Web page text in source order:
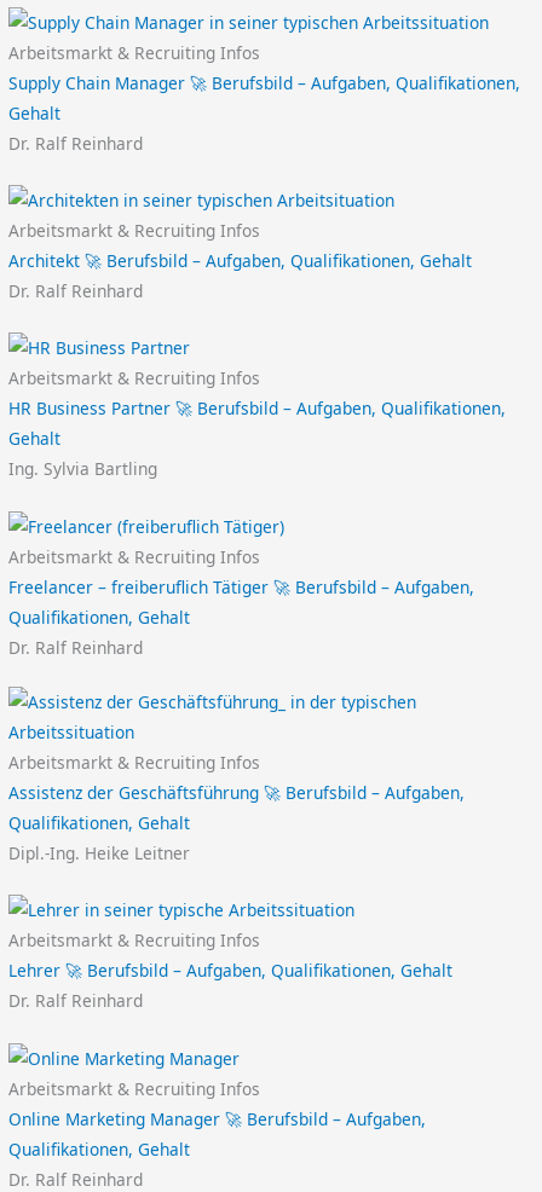
Arbeitsmarkt & Recruiting Infos
Supply Chain Manager 🚀 Berufsbild – Aufgaben, Qualifikationen,
Gehalt
Dr. Ralf Reinhard
Arbeitsmarkt & Recruiting Infos
Architekt 🚀 Berufsbild – Aufgaben, Qualifikationen, Gehalt
Dr. Ralf Reinhard
Arbeitsmarkt & Recruiting Infos
HR Business Partner 🚀 Berufsbild – Aufgaben, Qualifikationen,
Gehalt
Ing. Sylvia Bartling
Arbeitsmarkt & Recruiting Infos
Freelancer – freiberuflich Tätiger 🚀 Berufsbild – Aufgaben,
Qualifikationen, Gehalt
Dr. Ralf Reinhard
Arbeitsmarkt & Recruiting Infos
Assistenz der Geschäftsführung 🚀 Berufsbild – Aufgaben,
Qualifikationen, Gehalt
Dipl.-Ing. Heike Leitner
Arbeitsmarkt & Recruiting Infos
Lehrer 🚀 Berufsbild – Aufgaben, Qualifikationen, Gehalt
Dr. Ralf Reinhard
Arbeitsmarkt & Recruiting Infos
Online Marketing Manager 🚀 Berufsbild – Aufgaben,
Qualifikationen, Gehalt
Dr. Ralf Reinhard